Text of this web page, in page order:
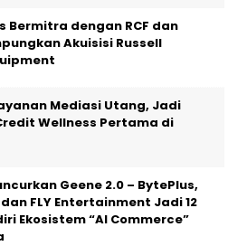
Bermitra dengan RCF dan
Akuisisi Russell
Mediasi Utang, Jadi
Wellness Pertama di
Geene 2.0 – BytePlus,
FLY Entertainment Jadi 12
Ekosistem “AI Commerce”